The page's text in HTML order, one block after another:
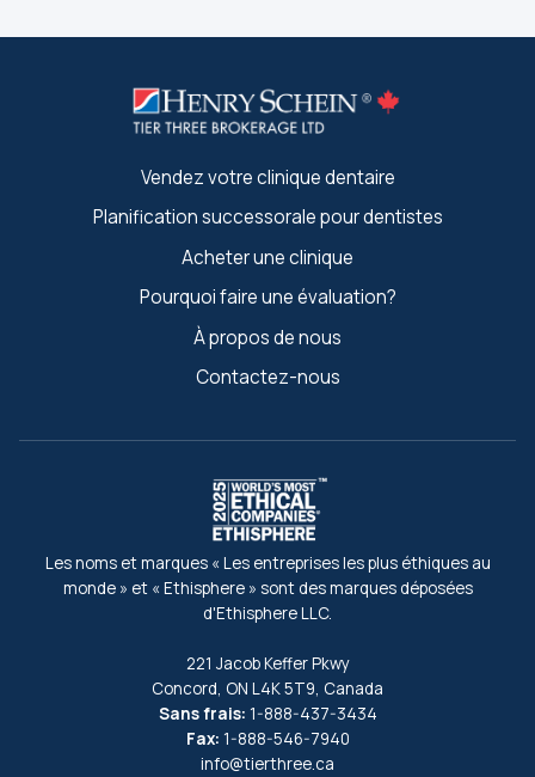
Vendez votre clinique dentaire
Planification successorale pour dentistes
Acheter une clinique
Pourquoi faire une évaluation?
À propos de nous
Contactez-nous
Les noms et marques « Les entreprises les plus éthiques au
monde » et « Ethisphere » sont des marques déposées
d'Ethisphere LLC.
221 Jacob Keffer Pkwy
Concord, ON L4K 5T9, Canada
Sans frais: 1-888-437-3434
Fax: 1-888-546-7940
info@tierthree.ca